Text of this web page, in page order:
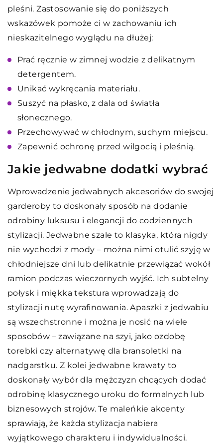
pleśni. Zastosowanie się do poniższych
wskazówek pomoże ci w zachowaniu ich
nieskazitelnego wyglądu na dłużej:
Prać ręcznie w zimnej wodzie z delikatnym
detergentem.
Unikać wykręcania materiału.
Suszyć na płasko, z dala od światła
słonecznego.
Przechowywać w chłodnym, suchym miejscu.
Zapewnić ochronę przed wilgocią i pleśnią.
Jakie jedwabne dodatki wybrać
Wprowadzenie jedwabnych akcesoriów do swojej
garderoby to doskonały sposób na dodanie
odrobiny luksusu i elegancji do codziennych
stylizacji. Jedwabne szale to klasyka, która nigdy
nie wychodzi z mody – można nimi otulić szyję w
chłodniejsze dni lub delikatnie przewiązać wokół
ramion podczas wieczornych wyjść. Ich subtelny
połysk i miękka tekstura wprowadzają do
stylizacji nutę wyrafinowania. Apaszki z jedwabiu
są wszechstronne i można je nosić na wiele
sposobów – zawiązane na szyi, jako ozdobę
torebki czy alternatywę dla bransoletki na
nadgarstku. Z kolei jedwabne krawaty to
doskonały wybór dla mężczyzn chcących dodać
odrobinę klasycznego uroku do formalnych lub
biznesowych strojów. Te maleńkie akcenty
sprawiają, że każda stylizacja nabiera
wyjątkowego charakteru i indywidualności.